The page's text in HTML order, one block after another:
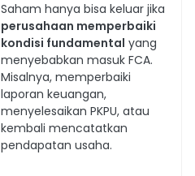
Saham hanya bisa keluar jika
perusahaan memperbaiki
kondisi fundamental yang
menyebabkan masuk FCA.
Misalnya, memperbaiki
laporan keuangan,
menyelesaikan PKPU, atau
kembali mencatatkan
pendapatan usaha.